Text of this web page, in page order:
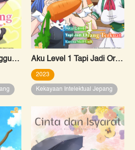
100 Pacar yang Sungguh Sangat Amat Benar-benar Mencintaimu Aku Level 1 Tapi Jadi Orang Terkuat Karena Skill Unik
2023
Kekayaan Intelektual Jepang